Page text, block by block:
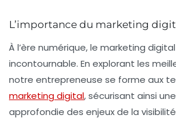
L’importance du marketing
À l’ère numérique, le marketing
incontournable. En explorant les
notre entrepreneuse se forme aux
marketing digital, sécurisant ainsi
approfondie des enjeux de la visibilité